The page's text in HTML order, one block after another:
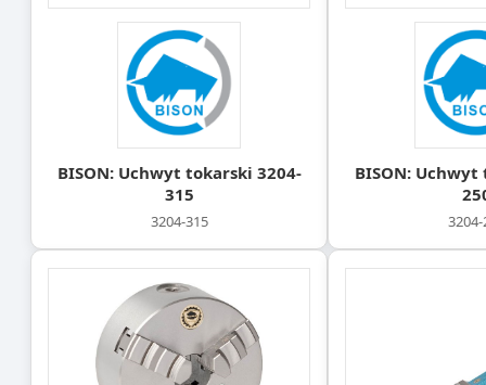
BISON: Uchwyt tokarski 3204-
315
3204-315
BISON:
3204-